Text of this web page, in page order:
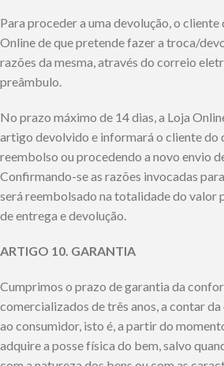
Para proceder a uma devolução, o
Online de que pretende fazer a troca/
razões da mesma, através do correio
preâmbulo.
No prazo máximo de 14 dias, a Loja
artigo devolvido e informará o cliente do
reembolso ou procedendo a novo envio
Confirmando-se as razões invocadas
será reembolsado na totalidade do valor
de entrega e devolução.
ARTIGO 10. GARANTIA
Cumprimos o prazo de garantia da
comercializados de três anos, a contar
ao consumidor, isto é, a partir do
adquire a posse física do bem, salvo